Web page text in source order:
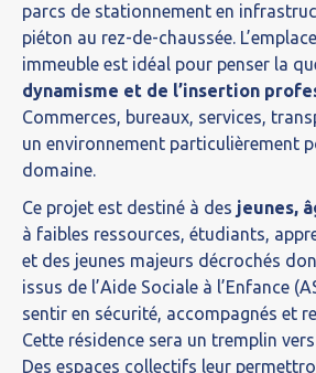
parcs de stationnement en
piéton au rez-de-chaussée.
immeuble est idéal pour penser la
dynamisme et de l’insertion
Commerces, bureaux, services,
un environnement particulièrement
domaine.
Ce projet est destiné à des jeunes,
à faibles ressources, étudiants,
et des jeunes majeurs décrochés
issus de l’Aide Sociale à l’Enfance
sentir en sécurité, accompagnés et
Cette résidence sera un tremplin
Des espaces collectifs leur